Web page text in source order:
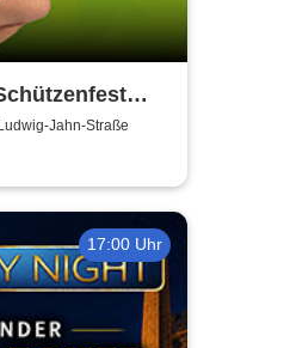
Jahn-Straße
17:00 Uhr